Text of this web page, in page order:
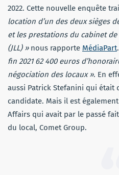
2022. Cette nouvelle enquête
location d’un des deux sièges
et les prestations du cabinet de
(JLL) »nous rapporte MédiaPart
fin 2021 62 400 euros
négociation des locaux ». En
aussi Patrick Stefanini qui était
candidate. Mais il est
Affairs qui avait par le passé
du local, Comet Group.